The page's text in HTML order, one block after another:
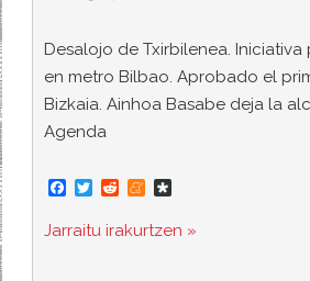
Desalojo de Txirbilenea.
en metro Bilbao. Aprobado el
Bizkaia. Ainhoa Basabe deja la
Agenda
F
c
e
T
i
t
R
d
d
M
n
e
a
s
Jarraitu irakurtzen »